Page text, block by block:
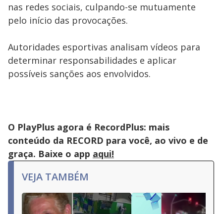
nas redes sociais, culpando-se mutuamente
pelo início das provocações.
Autoridades esportivas analisam vídeos para
determinar responsabilidades e aplicar
possíveis sanções aos envolvidos.
O PlayPlus agora é RecordPlus: mais
conteúdo da RECORD para você, ao vivo e de
graça. Baixe o app aqui!
VEJA TAMBÉM